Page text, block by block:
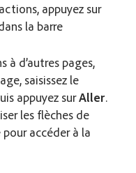
appuyez sur
la barre
à d’autres pages,
saisissez le
appuyez surAller.
les flèches de
accéder à la